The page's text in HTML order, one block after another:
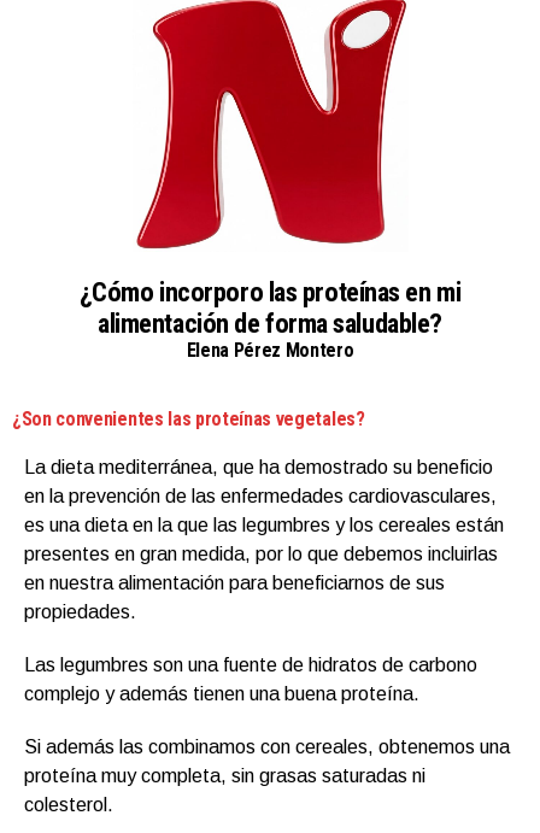
¿Cómo incorporo las proteínas en mi
alimentación de forma saludable?
Elena Pérez Montero
¿Son convenientes las proteínas vegetales?
La dieta mediterránea, que ha demostrado su beneficio
en la prevención de las enfermedades cardiovasculares,
es una dieta en la que las legumbres y los cereales están
presentes en gran medida, por lo que debemos incluirlas
en nuestra alimentación para beneficiarnos de sus
propiedades.
Las legumbres son una fuente de hidratos de carbono
complejo y además tienen una buena proteína.
Si además las combinamos con cereales, obtenemos una
proteína muy completa, sin grasas saturadas ni
colesterol.